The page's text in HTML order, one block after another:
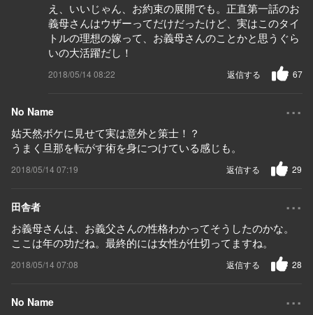
え、いいじゃん、お約束の展開でも。正直第一話のお
義母さんはウザーってだけだったけど、実はこのタイ
トルの理想の嫁って、お義母さんのことかと思うぐら
いの大活躍だし！
2018/05/14 08:22 67
返信する
No Name ...
姑天然ボケに見せて実は意外と策士！？
うまく旦那を転がす術を身につけている感じも。
2018/05/14 07:19 29
返信する
田舎者 ...
お義母さんは、お義父さんの性格わかってそうしたのかな。
ここは年の功だね。最終的には女性が仕切ってますね。
2018/05/14 07:08 28
返信する
No Name ...